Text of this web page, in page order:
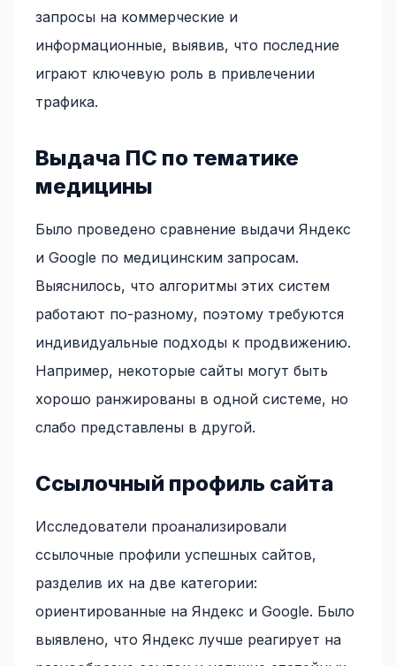
запросы на коммерческие и
информационные, выявив, что последние
играют ключевую роль в привлечении
трафика.
Выдача ПС по тематике
медицины
Было проведено сравнение выдачи Яндекс
и Google по медицинским запросам.
Выяснилось, что алгоритмы этих систем
работают по-разному, поэтому требуются
индивидуальные подходы к продвижению.
Например, некоторые сайты могут быть
хорошо ранжированы в одной системе, но
слабо представлены в другой.
Ссылочный профиль сайта
Исследователи проанализировали
ссылочные профили успешных сайтов,
разделив их на две категории:
ориентированные на Яндекс и Google. Было
выявлено, что Яндекс лучше реагирует на